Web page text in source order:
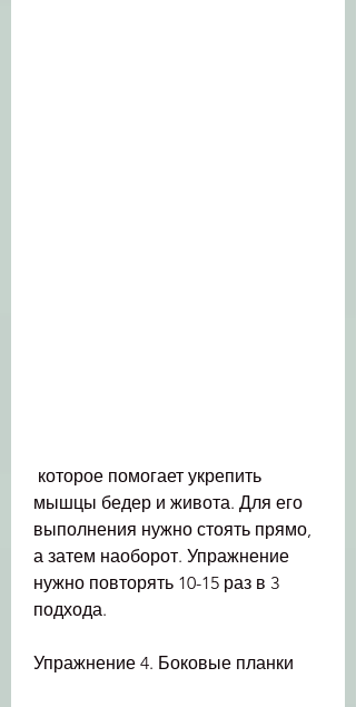
мышцы бедер и живота. Для его
выполнения нужно стоять прямо,
а затем наоборот. Упражнение
нужно повторять 10-15 раз в 3
подхода.
Упражнение 4. Боковые планки